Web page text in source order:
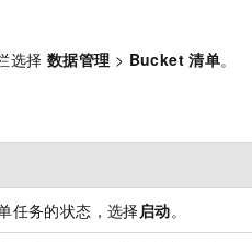
选择 数据管理 > Bucket 清单。
任务的状态，选择启动。